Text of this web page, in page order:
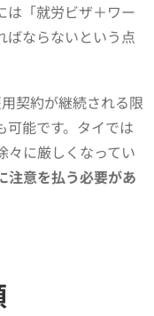
は「就労ビザ＋ワー
ばならないという点
契約が継続される限
可能です。タイでは
々に厳しくなってい
注意を払う必要があ